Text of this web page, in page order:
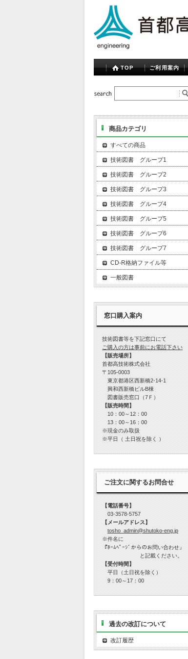
TOP ご利用案内
商品カテゴリ
すべての商品
技術図書 グループ1
技術図書 グループ2
技術図書 グループ3
技術図書 グループ4
技術図書 グループ5
技術図書 グループ6
技術図書 グループ7
CD-R格納ファイル等
一般図書
窓口購入案内
技術図書等を下記窓口にて
ご購入の方は事前にお電話下さい
【販売場所】
首都高技術株式会社
〒105-0003
東京都港区西新橋2-14-1
興和西新橋ビルB棟
図書販売窓口（7Ｆ）
【販売時間】
10：00～12：00
13：00～16：00
※現金のみ取扱
※平日（ 土日祝を除く ）
ご注文に関するお問合せ
【電話番号】
03-3578-5757
【メールアドレス】
tosho_admin@shutoko-eng.jp
※件名に
『ﾎｰﾑﾍﾟｰｼﾞからのお問い合わせ』
と記載ください。
【受付時間】
平日（土日祝を除く）
9：00～17：00
過去の改訂について
改訂履歴